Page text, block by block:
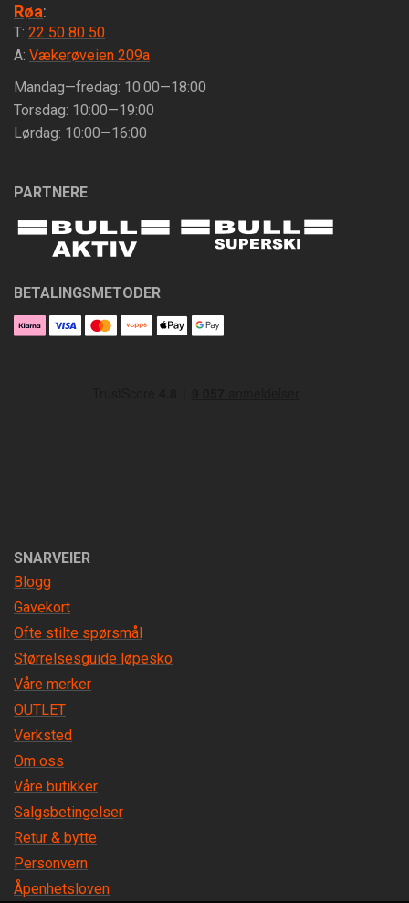
Røa:
T: 22 50 80 50
A: Vækerøveien 209a
Mandag—fredag: 10:00—18:00
Torsdag: 10:00—19:00
Lørdag: 10:00—16:00
PARTNERE
BETALINGSMETODER
SNARVEIER
Blogg
Gavekort
Ofte stilte spørsmål
Størrelsesguide løpesko
Våre merker
OUTLET
Verksted
Om oss
Våre butikker
Salgsbetingelser
Retur & bytte
Personvern
Åpenhetsloven